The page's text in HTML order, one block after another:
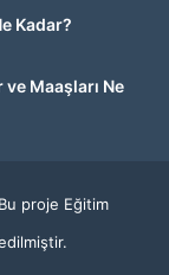
Kadar?
Maaşları Ne
proje Eğitim